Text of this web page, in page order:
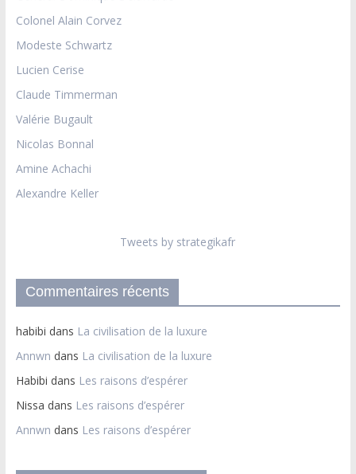
Colonel Alain Corvez
Modeste Schwartz
Lucien Cerise
Claude Timmerman
Valérie Bugault
Nicolas Bonnal
Amine Achachi
Alexandre Keller
Tweets by strategikafr
Commentaires récents
habibi dans La civilisation de la luxure
Annwn dans La civilisation de la luxure
Habibi dans Les raisons d’espérer
Nissa dans Les raisons d’espérer
Annwn dans Les raisons d’espérer